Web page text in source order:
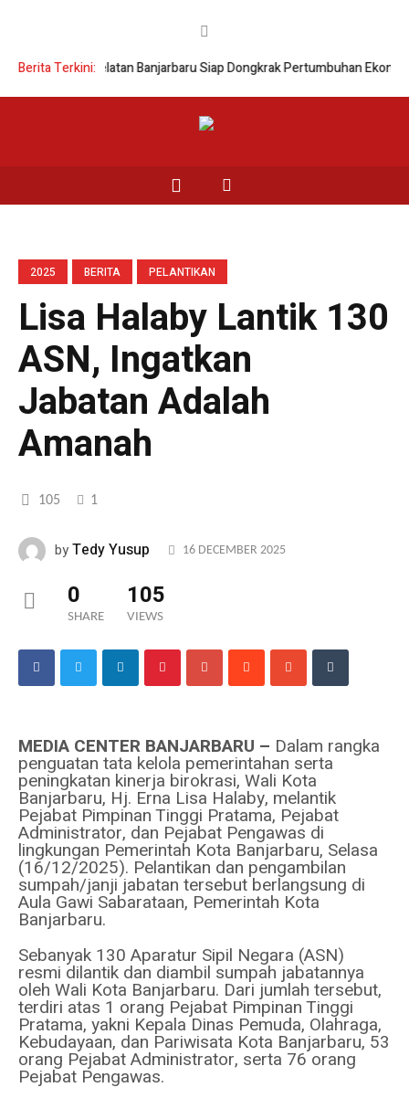
Berita Terkini:
Lingkar Selatan Banjarbaru Siap Dongkrak Pertumbuhan Ekonomi
2025 BERITA PELANTIKAN
Lisa Halaby Lantik 130
ASN, Ingatkan
Jabatan Adalah
Amanah
105 1
byTedy Yusup 16 DECEMBER 2025
0
SHARE
105
VIEWS
MEDIA CENTER BANJARBARU – Dalam rangka
penguatan tata kelola pemerintahan serta
peningkatan kinerja birokrasi, Wali Kota
Banjarbaru, Hj. Erna Lisa Halaby, melantik
Pejabat Pimpinan Tinggi Pratama, Pejabat
Administrator, dan Pejabat Pengawas di
lingkungan Pemerintah Kota Banjarbaru, Selasa
(16/12/2025). Pelantikan dan pengambilan
sumpah/janji jabatan tersebut berlangsung di
Aula Gawi Sabarataan, Pemerintah Kota
Banjarbaru.
Sebanyak 130 Aparatur Sipil Negara (ASN)
resmi dilantik dan diambil sumpah jabatannya
oleh Wali Kota Banjarbaru. Dari jumlah tersebut,
terdiri atas 1 orang Pejabat Pimpinan Tinggi
Pratama, yakni Kepala Dinas Pemuda, Olahraga,
Kebudayaan, dan Pariwisata Kota Banjarbaru, 53
orang Pejabat Administrator, serta 76 orang
Pejabat Pengawas.